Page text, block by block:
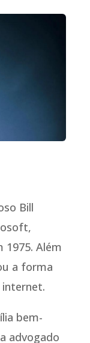
Bill
1975. Além
a forma
bem-
advogado